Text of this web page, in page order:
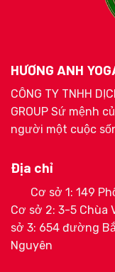
HƯƠNG ANH
CÔNG TY TNHH
GROUP Sứ mệnh
người một cuộc
Địa chỉ
Cơ sở 1: 149
Cơ sở 2: 3-5 Chùa
sở 3: 654 đường
Nguyên